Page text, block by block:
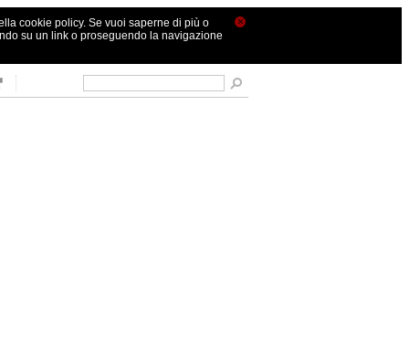
×
cookie policy. Se vuoi saperne di più o
su un link o proseguendo la navigazione